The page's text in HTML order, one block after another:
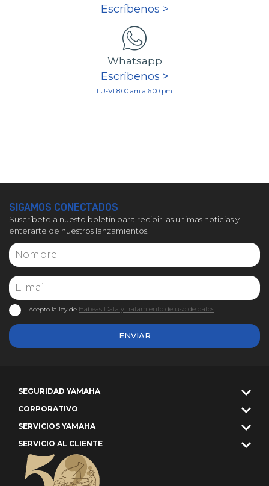
Escríbenos >
Whatsapp
Escríbenos >
LU-VI 8:00 am a 6:00 pm
SIGAMOS CONECTADOS
Suscríbete a nuesto boletín para recibir las ultimas noticias y
enterarte de nuestros lanzamientos.
ENVIAR
Acepto la ley de Habeas Data y tratamiento de uso de datos
SEGURIDAD YAMAHA
CORPORATIVO
SERVICIOS YAMAHA
SERVICIO AL CLIENTE